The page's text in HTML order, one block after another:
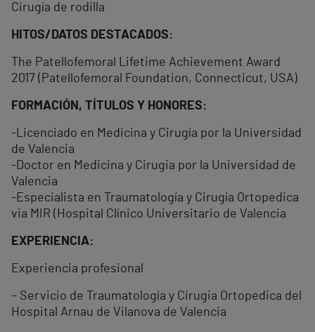
Cirugía de rodilla
HITOS/DATOS DESTACADOS:
The Patellofemoral Lifetime Achievement Award
2017 (Patellofemoral Foundation, Connecticut, USA)
FORMACIÓN, TÍTULOS Y HONORES:
-Licenciado en Medicina y Cirugía por la Universidad
de Valencia
-Doctor en Medicina y Cirugia por la Universidad de
Valencia
-Especialista en Traumatología y Cirugía Ortopedica
via MIR (Hospital Clínico Universitario de Valencia
EXPERIENCIA:
Experiencia profesional
– Servicio de Traumatología y Cirugia Ortopedica del
Hospital Arnau de Vilanova de Valencia